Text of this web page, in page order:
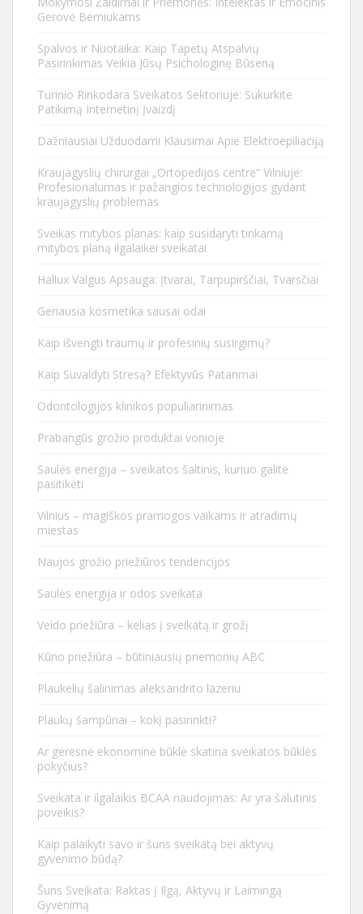
Gerovė Berniukams
Spalvos ir Nuotaika: Kaip Tapetų Atspalvių
Pasirinkimas Veikia Jūsų Psichologinę Būseną
Turinio Rinkodara Sveikatos Sektoriuje: Sukurkite
Patikimą Internetinį Įvaizdį
Dažniausiai Užduodami Klausimai Apie Elektroepiliaciją
Kraujagyslių chirurgai „Ortopedijos centre“ Vilniuje:
Profesionalumas ir pažangios technologijos gydant
kraujagyslių problemas
Sveikas mitybos planas: kaip susidaryti tinkamą
mitybos planą ilgalaikei sveikatai
Hallux Valgus Apsauga: Įtvarai, Tarpupirščiai, Tvarsčiai
Geriausia kosmetika sausai odai
Kaip išvengti traumų ir profesinių susirgimų?
Kaip Suvaldyti Stresą? Efektyvūs Patarimai
Odontologijos klinikos populiarinimas
Prabangūs grožio produktai vonioje
Saulės energija – sveikatos šaltinis, kuriuo galite
pasitikėti
Vilnius – magiškos pramogos vaikams ir atradimų
miestas
Naujos grožio priežiūros tendencijos
Saulės energija ir odos sveikata
Veido priežiūra – kelias į sveikatą ir grožį
Kūno priežiūra – būtiniausių priemonių ABC
Plaukelių šalinimas aleksandrito lazeriu
Plaukų šampūnai – kokį pasirinkti?
Ar geresnė ekonominė būklė skatina sveikatos būklės
pokyčius?
Sveikata ir ilgalaikis BCAA naudojimas: Ar yra šalutinis
poveikis?
Kaip palaikyti savo ir šuns sveikatą bei aktyvų
gyvenimo būdą?
Šuns Sveikata: Raktas į Ilgą, Aktyvų ir Laimingą
Gyvenimą